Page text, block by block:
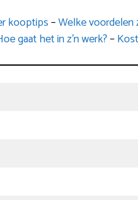
kooptips–Welke voordelen
gaat het in z’n werk?–